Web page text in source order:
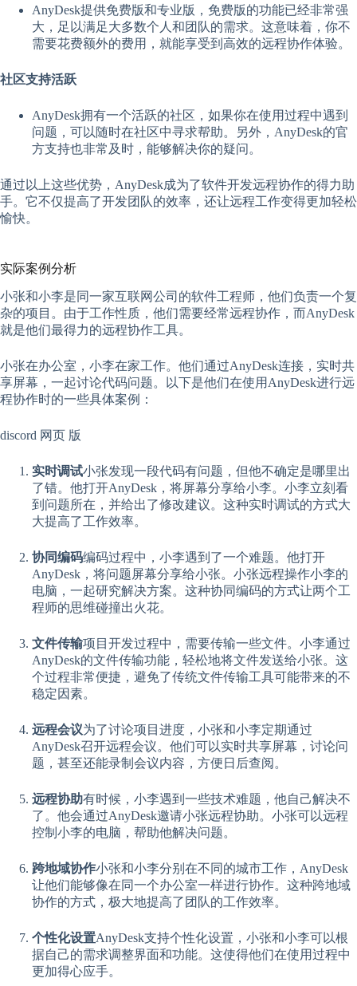
AnyDesk提供免费版和专业版，免费版的功能已经非常强
大，足以满足大多数个人和团队的需求。这意味着，你不
需要花费额外的费用，就能享受到高效的远程协作体验。
社区支持活跃
AnyDesk拥有一个活跃的社区，如果你在使用过程中遇到
问题，可以随时在社区中寻求帮助。另外，AnyDesk的官
方支持也非常及时，能够解决你的疑问。
通过以上这些优势，AnyDesk成为了软件开发远程协作的得力助
手。它不仅提高了开发团队的效率，还让远程工作变得更加轻松
愉快。
实际案例分析
小张和小李是同一家互联网公司的软件工程师，他们负责一个复
杂的项目。由于工作性质，他们需要经常远程协作，而AnyDesk
就是他们最得力的远程协作工具。
小张在办公室，小李在家工作。他们通过AnyDesk连接，实时共
享屏幕，一起讨论代码问题。以下是他们在使用AnyDesk进行远
程协作时的一些具体案例：
discord 网页 版
实时调试小张发现一段代码有问题，但他不确定是哪里出
了错。他打开AnyDesk，将屏幕分享给小李。小李立刻看
到问题所在，并给出了修改建议。这种实时调试的方式大
大提高了工作效率。
协同编码编码过程中，小李遇到了一个难题。他打开
AnyDesk，将问题屏幕分享给小张。小张远程操作小李的
电脑，一起研究解决方案。这种协同编码的方式让两个工
程师的思维碰撞出火花。
文件传输项目开发过程中，需要传输一些文件。小李通过
AnyDesk的文件传输功能，轻松地将文件发送给小张。这
个过程非常便捷，避免了传统文件传输工具可能带来的不
稳定因素。
远程会议为了讨论项目进度，小张和小李定期通过
AnyDesk召开远程会议。他们可以实时共享屏幕，讨论问
题，甚至还能录制会议内容，方便日后查阅。
远程协助有时候，小李遇到一些技术难题，他自己解决不
了。他会通过AnyDesk邀请小张远程协助。小张可以远程
控制小李的电脑，帮助他解决问题。
跨地域协作小张和小李分别在不同的城市工作，AnyDesk
让他们能够像在同一个办公室一样进行协作。这种跨地域
协作的方式，极大地提高了团队的工作效率。
个性化设置AnyDesk支持个性化设置，小张和小李可以根
据自己的需求调整界面和功能。这使得他们在使用过程中
更加得心应手。